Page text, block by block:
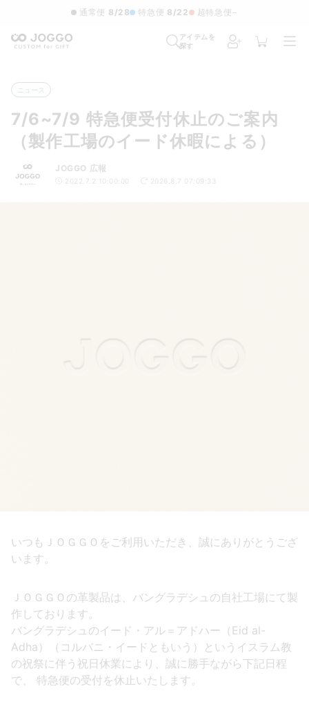
通常便 8/28 特急便 8/22 超特急便−
アイテムを
探す
ニュース
7/6~7/9 特急便受付休止のご案内
（製作工場のイード休暇による）
JOGGO 広報
2022.7.2 10:00:00 2026.8.7 07:09:33
いつもＪＯＧＧＯをご利用いただき、誠にありがとうござ
います。
ＪＯＧＧＯの革製品は、バングラデシュの自社工場にて製
作しております。
バングラデシュのイード・アル＝アドハー（Eid al-
Adha）（コルバニ・イードともいう）というイスラム教
の祝祭に伴う祝日休業により、誠に勝手ながら下記日程
で、 特急便の受付を休止いたします。